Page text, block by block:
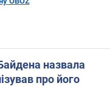
назвала
про його